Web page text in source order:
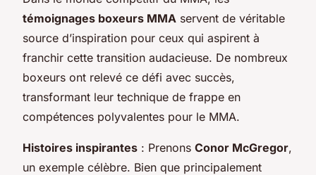
témoignages boxeurs MMA servent de véritable
source d’inspiration pour ceux qui aspirent à
franchir cette transition audacieuse. De nombreux
boxeurs ont relevé ce défi avec succès,
transformant leur technique de frappe en
compétences polyvalentes pour le MMA.
Histoires inspirantes : Prenons Conor McGregor,
un exemple célèbre. Bien que principalement